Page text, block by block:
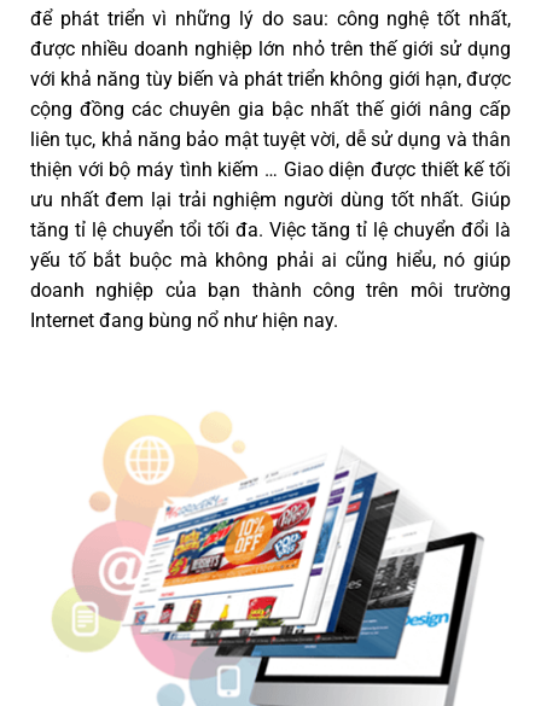
để phát triển vì những lý do sau: công nghệ tốt nhất,
được nhiều doanh nghiệp lớn nhỏ trên thế giới sử dụng
với khả năng tùy biến và phát triển không giới hạn, được
cộng đồng các chuyên gia bậc nhất thế giới nâng cấp
liên tục, khả năng bảo mật tuyệt vời, dễ sử dụng và thân
thiện với bộ máy tình kiếm … Giao diện được thiết kế tối
ưu nhất đem lại trải nghiệm người dùng tốt nhất. Giúp
tăng tỉ lệ chuyển tổi tối đa. Việc tăng tỉ lệ chuyển đổi là
yếu tố bắt buộc mà không phải ai cũng hiểu, nó giúp
doanh nghiệp của bạn thành công trên môi trường
Internet đang bùng nổ như hiện nay.